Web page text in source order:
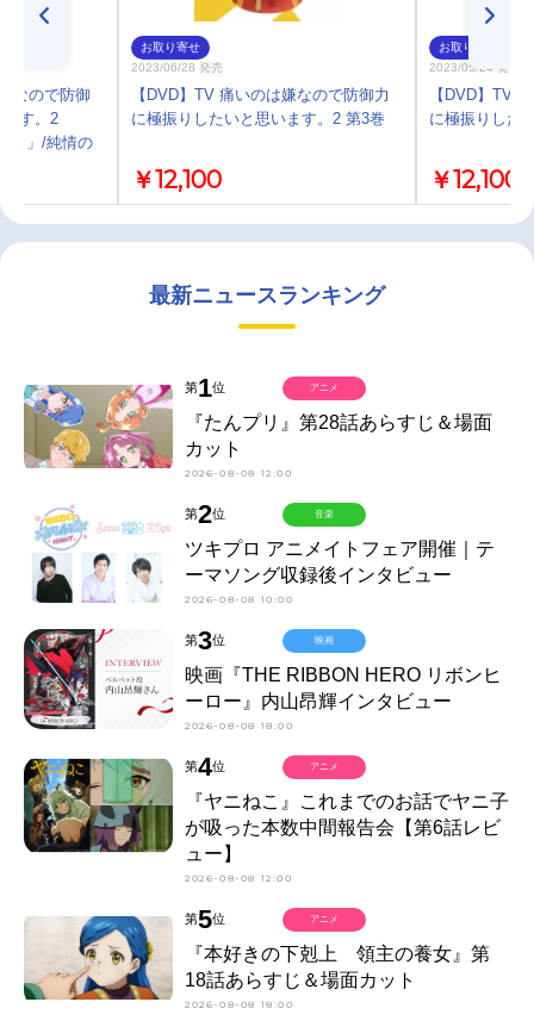
なので防御
す。2
。」/純情の
お取り寄せ
2023/06/28 発売
【DVD】TV 痛いのは嫌なので防御力
に極振りしたいと思います。2 第3巻
￥12,100
お取り寄せ
2023/05/24 発売
【DVD】TV
に極振りした
￥12,100
最新ニュースランキング
第1位
『たんプリ』第28話あらすじ＆場面
カット
2026-08-08 12:00
アニメ
第2位
ツキプロ アニメイトフェア開催｜テ
ーマソング収録後インタビュー
2026-08-08 10:00
音楽
第3位
映画『THE RIBBON HERO リボンヒ
ーロー』内山昂輝インタビュー
2026-08-08 18:00
映画
第4位
『ヤニねこ』これまでのお話でヤニ子
が吸った本数中間報告会【第6話レビ
ュー】
2026-08-08 12:00
アニメ
第5位
『本好きの下剋上 領主の養女』第
18話あらすじ＆場面カット
2026-08-08 18:00
アニメ